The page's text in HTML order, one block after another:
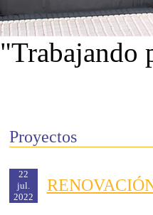
"Trabajando
Proyectos
22
jul.
2022